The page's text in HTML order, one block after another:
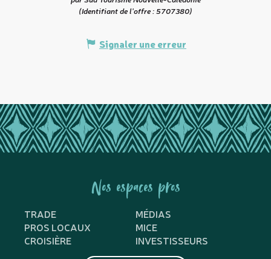
(Identifiant de l'offre :5707380)
Signaler une erreur
Nos espaces pros
TRADE
MÉDIAS
PROS LOCAUX
MICE
CROISIÈRE
INVESTISSEURS